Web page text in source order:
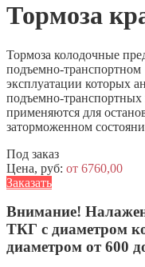
Тормоза
Тормоза колодочные
подъемно-
эксплуатации которых
подъемно-
применяются для
заторможенном
Под заказ
Цена, руб: от 6760,00
Заказать
Внимание!
ТКГ с диаметром
диаметром от 600